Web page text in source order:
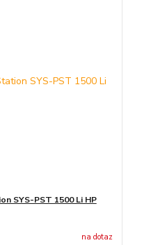
SYS-PST 1500 Li HP
na dotaz